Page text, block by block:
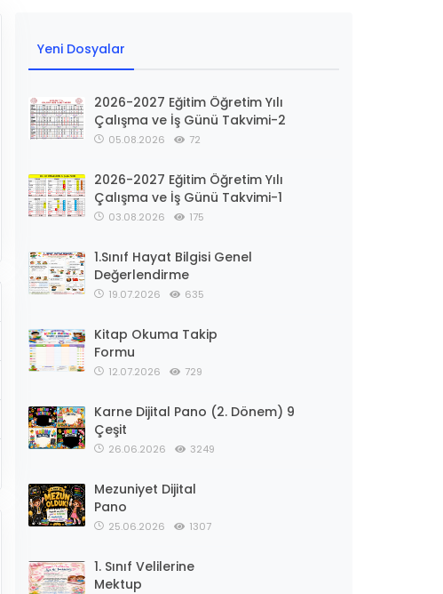
Yeni Dosyalar
2026-2027 Eğitim Öğretim Yılı
Çalışma ve İş Günü Takvimi-2
05.08.2026 72
2026-2027 Eğitim Öğretim Yılı
Çalışma ve İş Günü Takvimi-1
03.08.2026 175
1.Sınıf Hayat Bilgisi Genel
Değerlendirme
19.07.2026 635
Kitap Okuma Takip
Formu
12.07.2026 729
Karne Dijital Pano (2. Dönem) 9
Çeşit
26.06.2026 3249
Mezuniyet Dijital
Pano
25.06.2026 1307
1. Sınıf Velilerine
Mektup